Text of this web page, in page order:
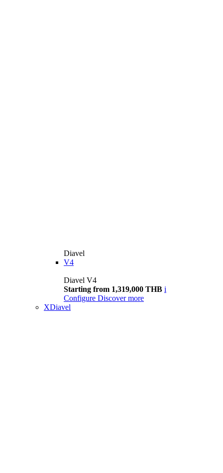
Diavel
V4
Diavel V4
Starting from 1,319,000 THB i
Configure Discover more
XDiavel